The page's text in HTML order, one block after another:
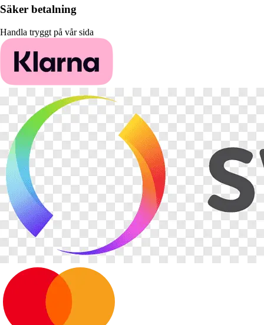
Säker betalning
Handla tryggt på vår sida